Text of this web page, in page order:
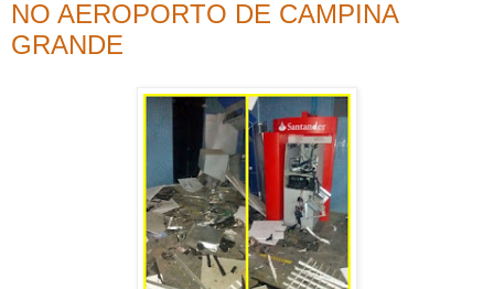
NO AEROPORTO DE CAMPINA
GRANDE